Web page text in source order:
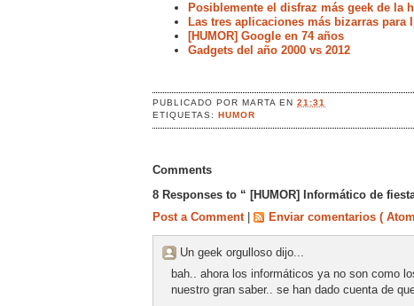
Posiblemente el disfraz más geek de la
Las tres aplicaciones más bizarras para
[HUMOR] Google en 74 años
Gadgets del año 2000 vs 2012
PUBLICADO PORMARTAEN21:31
ETIQUETAS:HUMOR
Comments
8 Responses to “ [HUMOR] Informático de
Post a Comment
Enviar comentarios (
Un geek orgulloso dijo...
bah.. ahora los informáticos ya no son como
nuestro gran saber.. se han dado cuenta de